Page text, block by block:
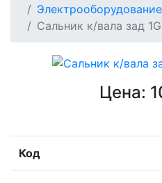
Сальник к/вала зад
Цена:
Код